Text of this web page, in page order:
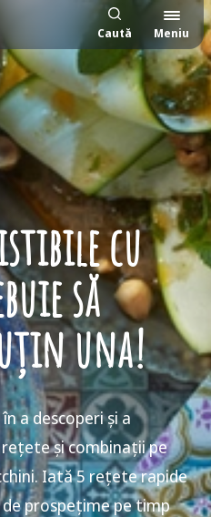
Caută Meniu
cu
să
una!
a descoperi și a
și combinații pe
Iată 5 rețete rapide
prospețime pe timp